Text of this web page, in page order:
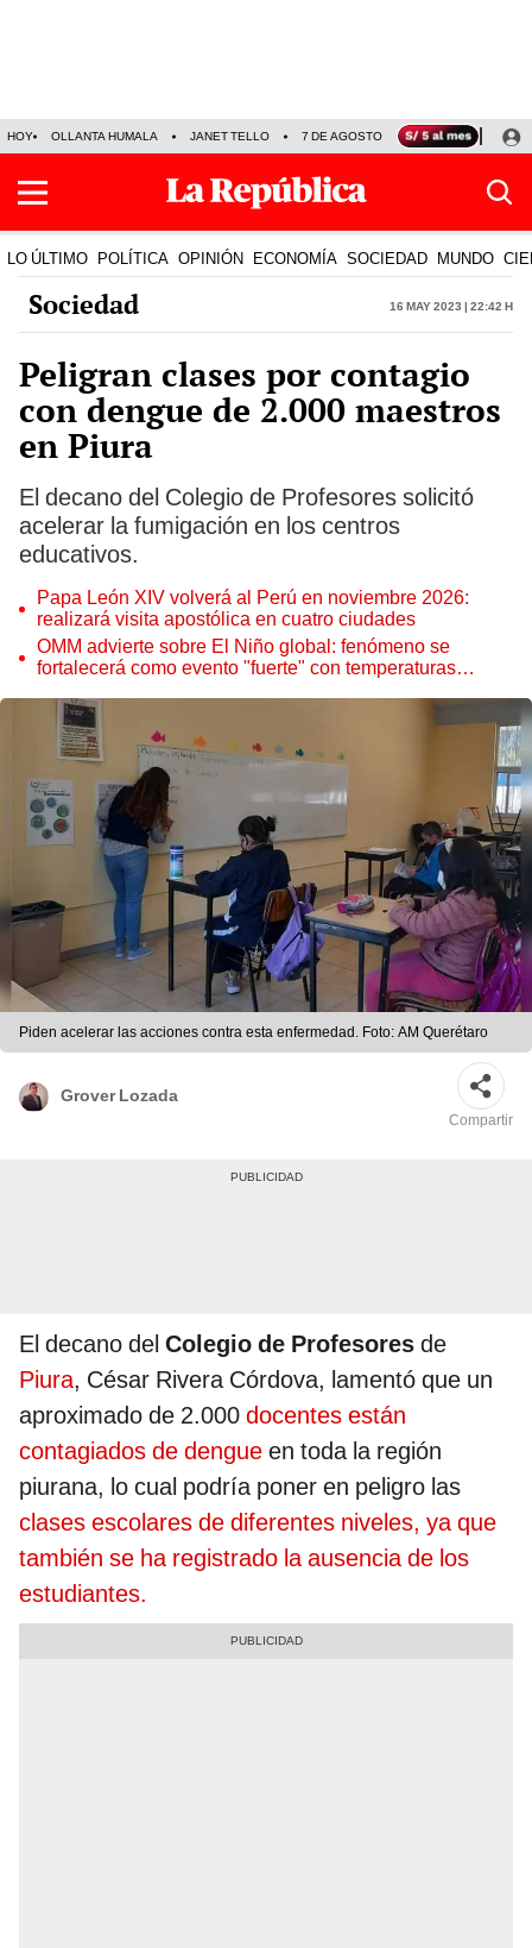
HOY OLLANTA HUMALA JANET TELLO 7 DE AGOSTO TINKA RESULTADOS
LO ÚLTIMO POLÍTICA OPINIÓN ECONOMÍA SOCIEDAD MUNDO
Sociedad 16 May 2023 | 22:42 h
Peligran clases por contagio
con dengue de 2.000 maestros
en Piura
El decano del Colegio de Profesores solicitó
acelerar la fumigación en los centros
educativos.
Papa León XIV volverá al Perú en noviembre 2026:
realizará visita apostólica en cuatro ciudades
OMM advierte sobre El Niño global: fenómeno se
fortalecerá como evento "fuerte" con temperaturas
Piden acelerar las acciones contra esta enfermedad. Foto: AM Querétaro
Grover Lozada
Compartir
El decano del Colegio de Profesores de
Piura, César Rivera Córdova, lamentó que un
aproximado de 2.000 docentes están
contagiados de dengue en toda la región
piurana, lo cual podría poner en peligro las
clases escolares de diferentes niveles, ya que
también se ha registrado la ausencia de los
estudiantes.